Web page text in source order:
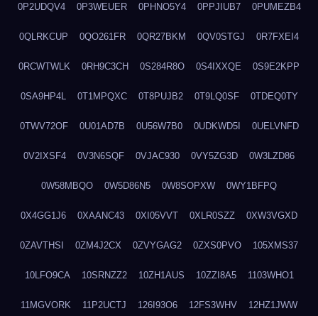
0P2UDQV4 0P3WEUER 0PHNO5Y4 0PPJIUB7 0PUMEZB4
0QLRKCUP 0QO261FR 0QR27BKM 0QV0STGJ 0R7FXEI4
0RCWTWLK 0RH9C3CH 0S284R8O 0S4IXXQE 0S9E2KPP
0SA9HP4L 0T1MPQXC 0T8PUJB2 0T9LQ0SF 0TDEQ0TY
0TWV72OF 0U01AD7B 0U56W7B0 0UDKWD5I 0UELVNFD
0V2IXSF4 0V3N6SQF 0VJAC930 0VY5ZG3D 0W3LZD86
0W58MBQO 0W5D86N5 0W8SOPXW 0WY1BFPQ
0X4GG1J6 0XAANC43 0XI05VVT 0XLR0SZZ 0XW3VGXD
0ZAVTHSI 0ZM4J2CX 0ZVYGAG2 0ZXS0PVO 105XMS37
10LFO9CA 10SRNZZ2 10ZH1AUS 10ZZI8A5 1103WHO1
11MGVORK 11P2UCTJ 126I93O6 12FS3WHV 12HZ1JWW